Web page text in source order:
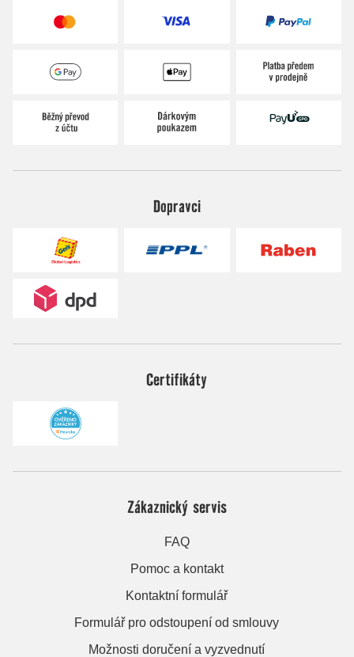
Dopravci
Certifikáty
Zákaznický servis
FAQ
Pomoc a kontakt
Kontaktní formulář
Formulář pro odstoupení od smlouvy
Možnosti doručení a vyzvednutí